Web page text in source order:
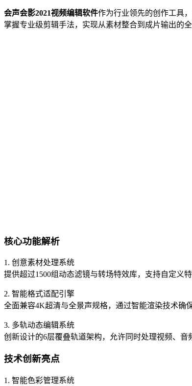
会声会影2021视频编辑软件作为行业领先的创作工具
掌握专业级剪辑手法，实现从素材整合到成片输出的全
核心功能解析
1. 创意素材处理系统
提供超过1500组动态滤镜与转场特效库，支持自定义
2. 智能格式适配引擎
全面兼容4K超清与全景声规格，通过智能渲染技术确
3. 多轨动态编辑系统
创新设计的6层覆叠轨道架构，允许同时处理视频、
技术创新亮点
1. 智能色彩管理系统